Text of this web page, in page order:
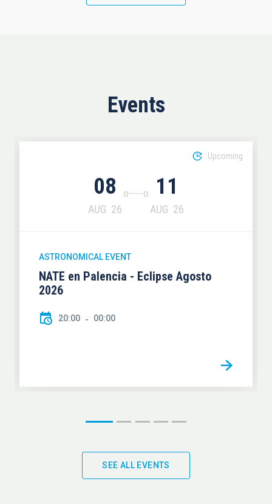
Events
08
AUG 26
11
AUG 26
Upcoming
ASTRONOMICAL EVENT
NATE en Palencia - Eclipse Agosto
2026
20:00 00:00
SEE ALL EVENTS